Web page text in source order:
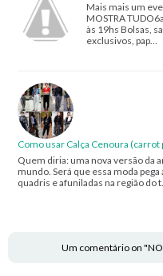
Mais mais um
MOSTRA
às 19hs Bolsas,
exclusivos, pap…
Como usar Calça Cenoura (carrot
Quem diria: uma nova versão da
mundo. Será que essa moda
quadris e afuniladas na região do
Um comentário on "NO